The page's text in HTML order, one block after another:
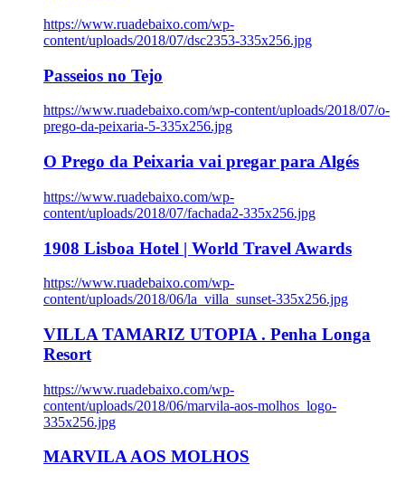
https://www.ruadebaixo.com/wp-
content/uploads/2018/07/dsc2353-335x256.jpg
Passeios no Tejo
https://www.ruadebaixo.com/wp-content/uploads/2018/07/o-
prego-da-peixaria-5-335x256.jpg
O Prego da Peixaria vai pregar para Algés
https://www.ruadebaixo.com/wp-
content/uploads/2018/07/fachada2-335x256.jpg
1908 Lisboa Hotel | World Travel Awards
https://www.ruadebaixo.com/wp-
content/uploads/2018/06/la_villa_sunset-335x256.jpg
VILLA TAMARIZ UTOPIA . Penha Longa
Resort
https://www.ruadebaixo.com/wp-
content/uploads/2018/06/marvila-aos-molhos_logo-
335x256.jpg
MARVILA AOS MOLHOS